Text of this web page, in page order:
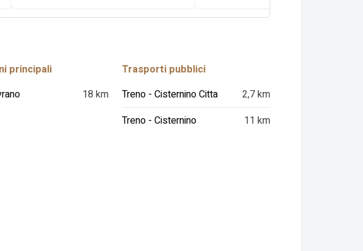
principali
18 km
Trasporti pubblici
Treno - Cisternino Citta
2,7 km
Treno - Cisternino
11 km